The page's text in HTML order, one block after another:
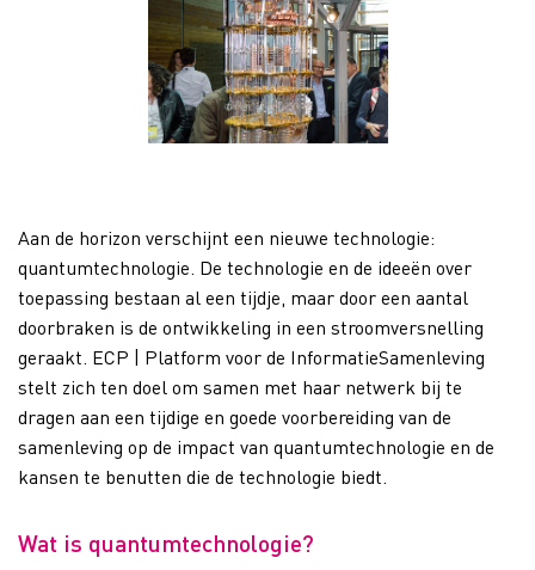
Aan de horizon verschijnt een nieuwe technologie:
quantumtechnologie. De technologie en de ideeën over
toepassing bestaan al een tijdje, maar door een aantal
doorbraken is de ontwikkeling in een stroomversnelling
geraakt. ECP | Platform voor de InformatieSamenleving
stelt zich ten doel om samen met haar netwerk bij te
dragen aan een tijdige en goede voorbereiding van de
samenleving op de impact van quantumtechnologie en de
kansen te benutten die de technologie biedt.
Wat is quantumtechnologie?